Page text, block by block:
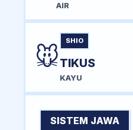
AIR
🐭
SHIO
TIKUS
KAYU
SISTEM JAWA